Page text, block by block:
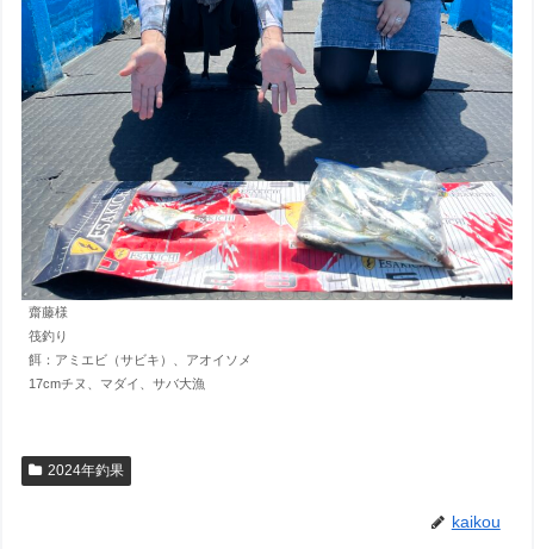
齋藤様
筏釣り
餌：アミエビ（サビキ）、アオイソメ
17cmチヌ、マダイ、サバ大漁
2024年釣果
kaikou